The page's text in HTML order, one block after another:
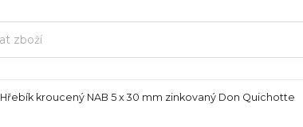
Hřebík kroucený NAB 5 x 30 mm zinkovaný Don Quichotte